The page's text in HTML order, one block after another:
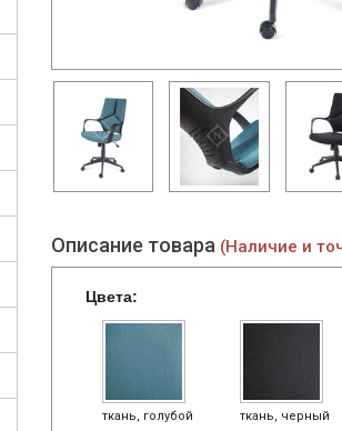
Описание товара (Наличие и
Цвета:
ткань, голубой ткань, черный